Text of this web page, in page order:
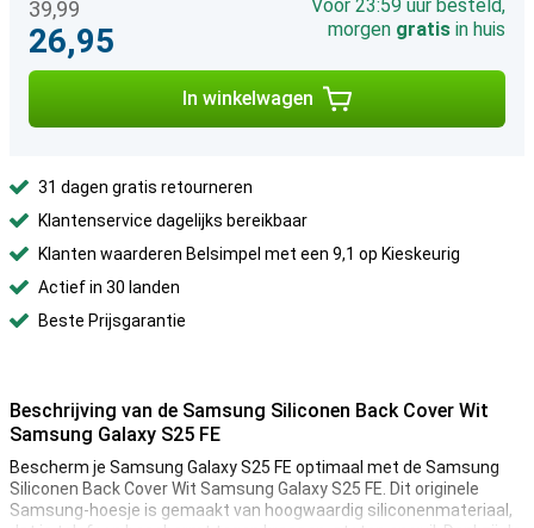
39,99
26,95
Voor 23:59 uur besteld,
morgen gratis in huis
In winkelwagen
31 dagen gratis retourneren
Klantenservice dagelijks bereikbaar
Klanten waarderen Belsimpel met een 9,1 op Kieskeurig
Actief in 30 landen
Beste Prijsgarantie
Beschrijving van de Samsung Siliconen Back Cover Wit
Samsung Galaxy S25 FE
Bescherm je Samsung Galaxy S25 FE optimaal met de Samsung
Siliconen Back Cover Wit Samsung Galaxy S25 FE. Dit originele
Samsung-hoesje is gemaakt van hoogwaardig siliconenmateriaal,